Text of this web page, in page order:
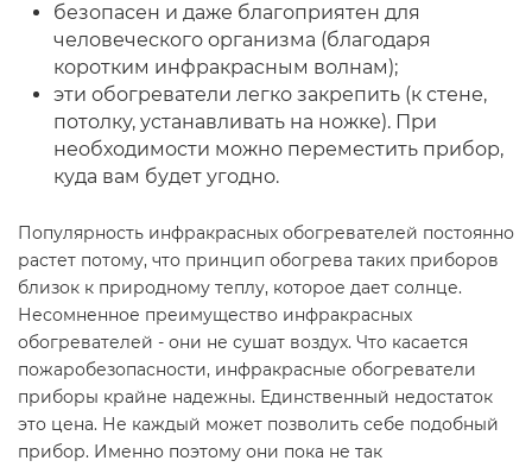
безопасен и даже благоприятен для
человеческого организма (благодаря
коротким инфракрасным волнам);
эти обогреватели легко закрепить (к стене,
потолку, устанавливать на ножке). При
необходимости можно переместить прибор,
куда вам будет угодно.
Популярность инфракрасных обогревателей постоянно
растет потому, что принцип обогрева таких приборов
близок к природному теплу, которое дает солнце.
Несомненное преимущество инфракрасных
обогревателей - они не сушат воздух. Что касается
пожаробезопасности, инфракрасные обогреватели
приборы крайне надежны. Единственный недостаток
это цена. Не каждый может позволить себе подобный
прибор. Именно поэтому они пока не так